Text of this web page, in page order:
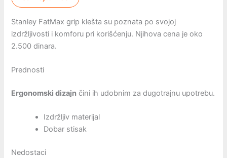
Stanley FatMax grip klešta su poznata po svojoj
izdržljivosti i komforu pri korišćenju. Njihova cena je oko
2.500 dinara.
Prednosti
Ergonomski dizajn čini ih udobnim za dugotrajnu upotrebu.
Izdržljiv materijal
Dobar stisak
Nedostaci